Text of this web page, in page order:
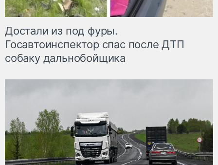
Достали из под фуры.
Госавтоинспектор спас после ДТП
собаку дальнобойщика